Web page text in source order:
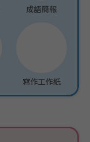
成語簡報
寫作工作紙